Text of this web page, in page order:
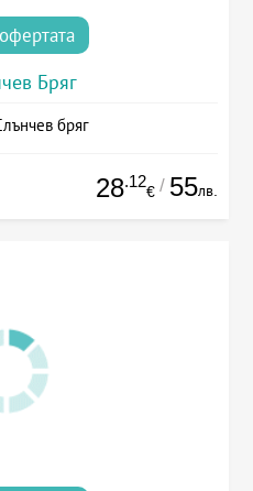
Бряг
бряг
28.12
€ / 55лв.